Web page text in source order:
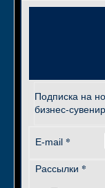
Подписка на
бизнес-
E-mail *
Рассылки *